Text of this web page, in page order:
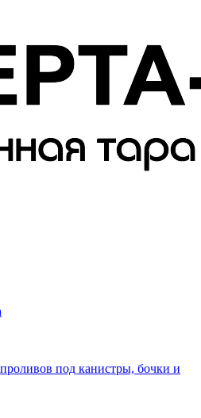
под канистры, бочки и